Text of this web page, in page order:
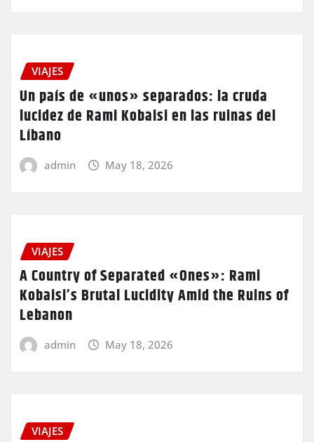
VIAJES
Un país de «unos» separados: la cruda
lucidez de Rami Kobaisi en las ruinas del
Líbano
admin May 18, 2026
VIAJES
A Country of Separated «Ones»: Rami
Kobaisi’s Brutal Lucidity Amid the Ruins of
Lebanon
admin May 18, 2026
VIAJES